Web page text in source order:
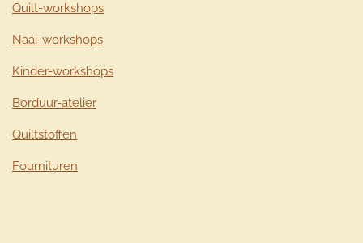
Quilt-workshops
Naai-workshops
Kinder-workshops
Borduur-atelier
Quiltstoffen
Fournituren